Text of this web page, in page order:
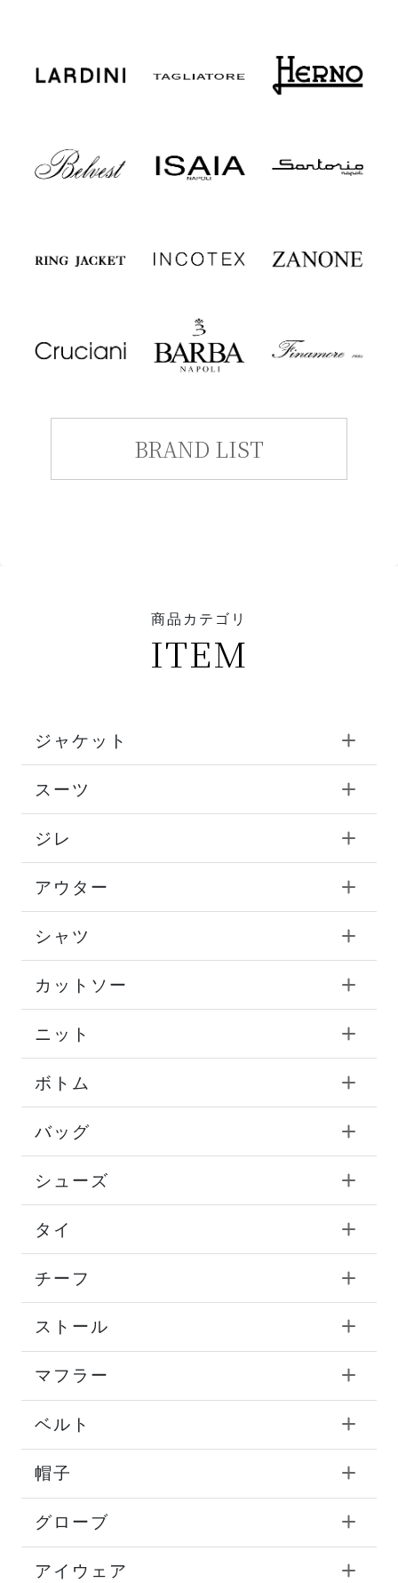
BRAND LIST
商品カテゴリ
ITEM
ジャケット
スーツ
ジレ
アウター
シャツ
カットソー
ニット
ボトム
バッグ
シューズ
タイ
チーフ
ストール
マフラー
ベルト
帽子
グローブ
アイウェア